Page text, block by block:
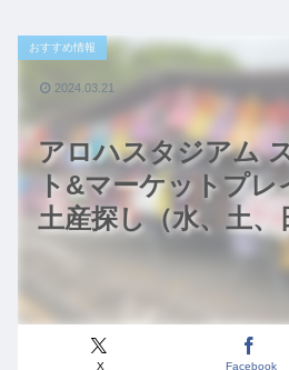
アロハスタジアム
ト&マーケットプレ
土産探し（水、土、
おすすめ情報
X Facebook
2024.03.21